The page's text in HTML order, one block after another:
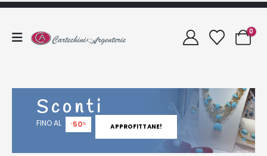
0
Sconti
FINO AL -50% APPROFITTANE!